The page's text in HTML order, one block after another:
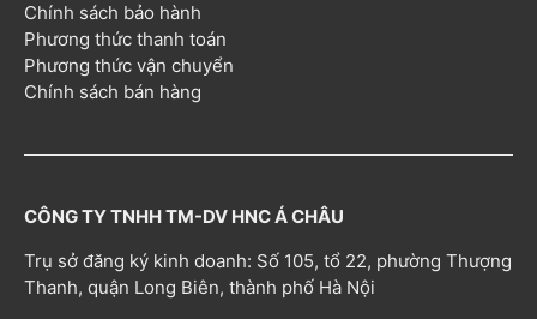
Chính sách bảo hành
Phương thức thanh toán
Phương thức vận chuyển
Chính sách bán hàng
CÔNG TY TNHH TM-DV HNC Á CHÂU
Trụ sở đăng ký kinh doanh: Số 105, tổ 22, phường Thượng
Thanh, quận Long Biên, thành phố Hà Nội